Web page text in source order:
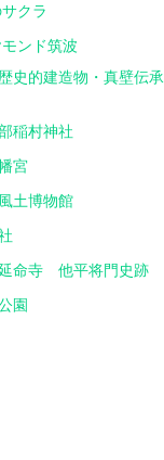
クラ
ンド筑波
史的建造物・真壁伝承
稲村神社
宮
土博物館
命寺 他平将門史跡
園